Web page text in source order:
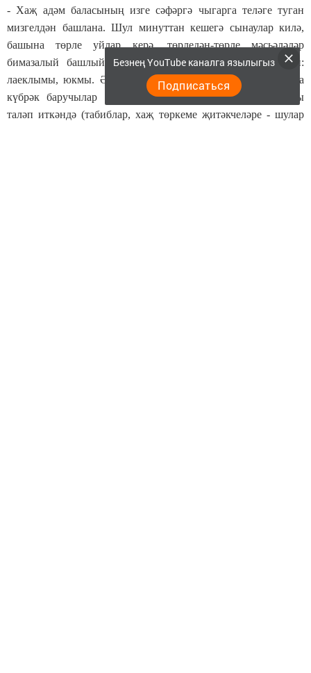
- Хаҗ адәм баласының изге сәфәргә чыгарга теләге туган
мизгелдән башлана. Шул минуттан кешегә сынаулар килә,
башына төрле уйлар керә, төрледән-төрле мәсьәләләр
бимазалый башлый. Ягъни, Аллаһы Тәгалә аны сыный:
лаеклымы, юкмы. Әйе, хаҗга хәтта биш мәртәбә, аннан да
күбрәк баручылар бар. Бигрәк тә профессиональ бурычы
таләп иткәндә (табиблар, хаҗ төркеме җитәкчеләре - шулар
Безнең YouTube каналга язылыгыз
Подписаться